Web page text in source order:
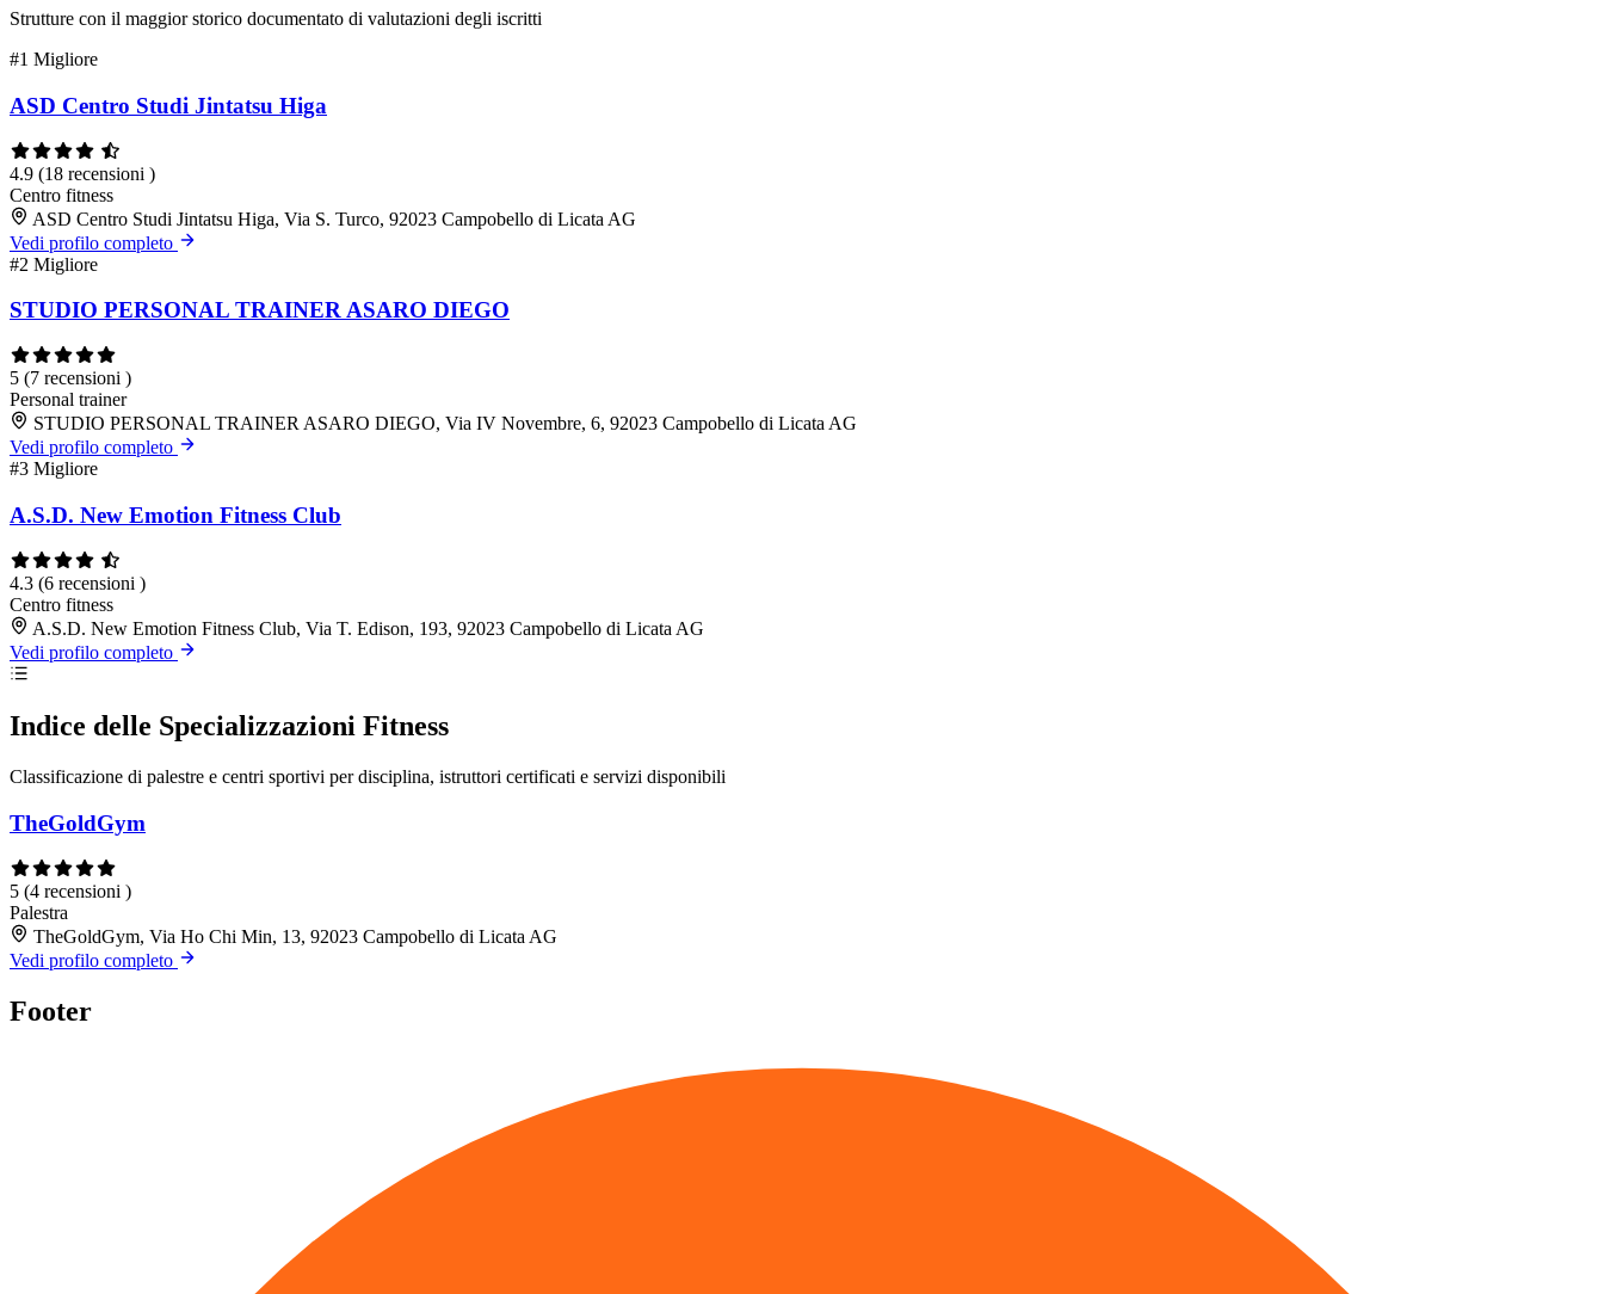
Strutture con il maggior storico documentato di valutazioni degli iscritti
#1 Migliore
ASD Centro Studi Jintatsu Higa
4.9 (18 recensioni )
Centro fitness
ASD Centro Studi Jintatsu Higa, Via S. Turco, 92023 Campobello di Licata AG
Vedi profilo completo
#2 Migliore
STUDIO PERSONAL TRAINER ASARO DIEGO
5 (7 recensioni )
Personal trainer
STUDIO PERSONAL TRAINER ASARO DIEGO, Via IV Novembre, 6, 92023 Campobello di Licata AG
Vedi profilo completo
#3 Migliore
A.S.D. New Emotion Fitness Club
4.3 (6 recensioni )
Centro fitness
A.S.D. New Emotion Fitness Club, Via T. Edison, 193, 92023 Campobello di Licata AG
Vedi profilo completo
Indice delle Specializzazioni Fitness
Classificazione di palestre e centri sportivi per disciplina, istruttori certificati e servizi disponibili
TheGoldGym
5 (4 recensioni )
Palestra
TheGoldGym, Via Ho Chi Min, 13, 92023 Campobello di Licata AG
Vedi profilo completo
Footer